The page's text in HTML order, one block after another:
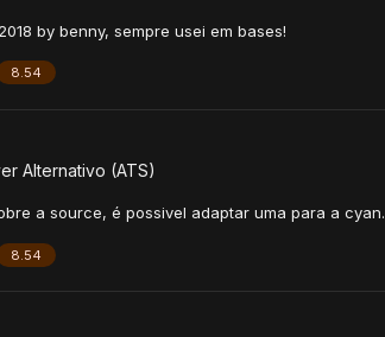
by benny, sempre usei em bases!
8.54
Alternativo (ATS)
a source, é possivel adaptar uma para a cyan.
8.54